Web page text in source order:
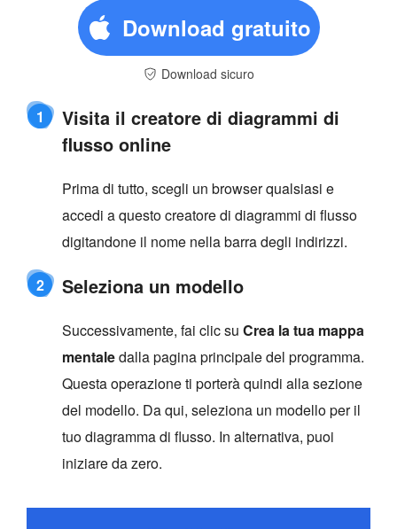
Download gratuito
Download sicuro
1
Visita il creatore di diagrammi di
flusso online
Prima di tutto, scegli un browser qualsiasi e
accedi a questo creatore di diagrammi di flusso
digitandone il nome nella barra degli indirizzi.
2 Seleziona un modello
Successivamente, fai clic su Crea la tua mappa
mentaledalla pagina principale del programma.
Questa operazione ti porterà quindi alla sezione
del modello. Da qui, seleziona un modello per il
tuo diagramma di flusso. In alternativa, puoi
iniziare da zero.